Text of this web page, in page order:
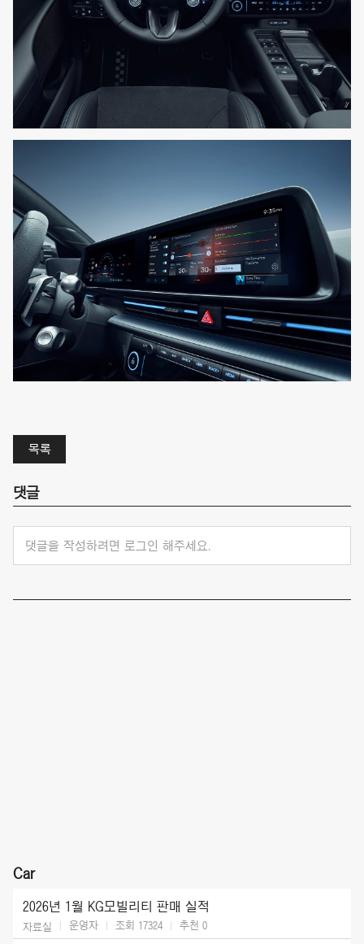
목록
댓글
댓글을 작성하려면 로그인 해주세요.
Car
2026년 1월 KG모빌리티 판매 실적
자료실 운영자 조회 17324 추천 0